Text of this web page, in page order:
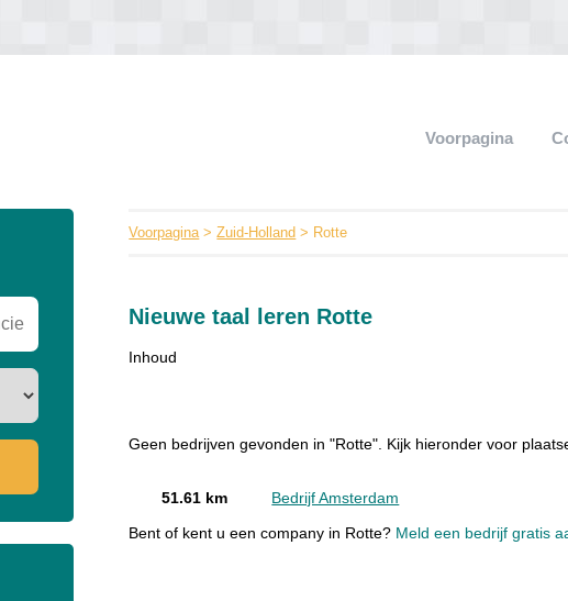
Voorpagina
Voorpagina>Zuid-Holland > Rotte
Nieuwe taal leren Rotte
Inhoud
Geen bedrijven gevonden in "Rotte". Kijk hieronder voor
51.61 km Bedrijf Amsterdam
Bent of kent u een company in Rotte? Meld een bedrijf gratis